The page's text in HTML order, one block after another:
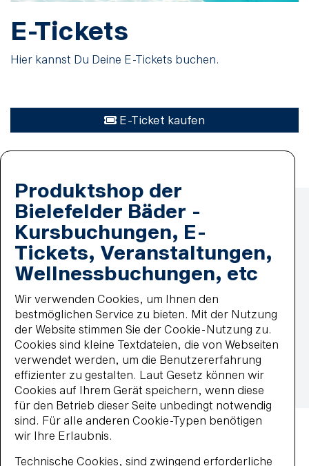
E-Tickets
Hier kannst Du Deine E-Tickets buchen.
E-Ticket kaufen
Zahlmethoden
Lastschrift
MasterCard
paypal
Wiederkehrende Lastschrift
Visa
Datenschutz
Widerrufsbelehrung
Vertrag widerrufen
Barrierefreiheit
Impressum
AGB
Datenschutz
Widerrufsbelehrung
Haus- und Badeordnung
© 2026 BBF-Bielefelder Bäder und Freizeit GmbH
Produktshop der
Bielefelder Bäder -
Kursbuchungen, E-
Tickets, Veranstaltungen,
Wellnessbuchungen, etc
Wir verwenden Cookies, um Ihnen den
bestmöglichen Service zu bieten. Mit der Nutzung
der Website stimmen Sie der Cookie-Nutzung zu.
Cookies sind kleine Textdateien, die von Webseiten
verwendet werden, um die Benutzererfahrung
effizienter zu gestalten. Laut Gesetz können wir
Cookies auf Ihrem Gerät speichern, wenn diese
für den Betrieb dieser Seite unbedingt notwendig
sind. Für alle anderen Cookie-Typen benötigen
wir Ihre Erlaubnis.
Technische Cookies, sind zwingend erforderliche